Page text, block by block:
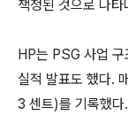
책정된 것으로 나
HP는 PSG 사업 구
실적 발표도 했다.
3 센트)를 기록했